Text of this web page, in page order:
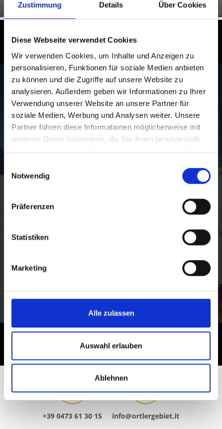
Zustimmung Details Über Cookies
Diese Webseite verwendet Cookies
Wir verwenden Cookies, um Inhalte und Anzeigen zu
personalisieren, Funktionen für soziale Medien anbieten
zu können und die Zugriffe auf unsere Website zu
analysieren. Außerdem geben wir Informationen zu Ihrer
Verwendung unserer Website an unsere Partner für
soziale Medien, Werbung und Analysen weiter. Unsere
Partner führen diese Informationen möglicherweise mit
weiteren Daten zusammen, die Sie ihnen bereitgestellt
haben oder die sie im Rahmen Ihrer Nutzung der Dienste
Notwendig
Präferenzen
Statistiken
Marketing
Alle zulassen
Auswahl erlauben
Ablehnen
Skifahren am Fuße von König Ortler
In den beiden Skigebieten Sulden und Trafoi,
eingebettet in das atemberaubende Panorama von 14
Dreitausendern, erwartet Sie purer Skigenuss von
Oktober bis Mai. Von 3.250 m auf 1.900 m das höchste
der Gefühle: immer im Blick die Giganten Ortler,
Cevedale Königsspitze und Zebru.
+39 0473 61 30 15 info@ortlergebiet.it